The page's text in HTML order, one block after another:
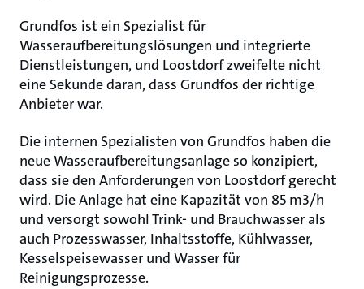
Grundfos ist ein Spezialist für
Wasseraufbereitungslösungen und integrierte
Dienstleistungen, und Loostdorf zweifelte nicht
eine Sekunde daran, dass Grundfos der richtige
Anbieter war.
Die internen Spezialisten von Grundfos haben die
neue Wasseraufbereitungsanlage so konzipiert,
dass sie den Anforderungen von Loostdorf gerecht
wird. Die Anlage hat eine Kapazität von 85 m3/h
und versorgt sowohl Trink- und Brauchwasser als
auch Prozesswasser, Inhaltsstoffe, Kühlwasser,
Kesselspeisewasser und Wasser für
Reinigungsprozesse.